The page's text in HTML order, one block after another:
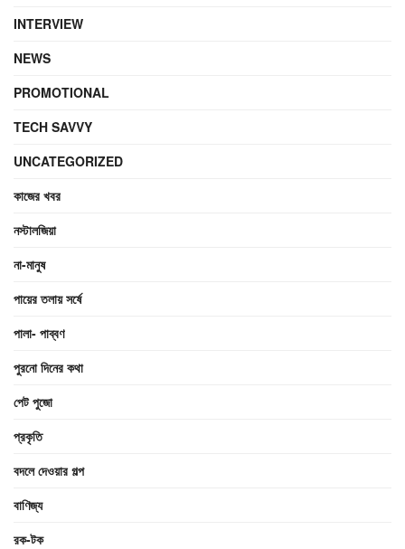
INTERVIEW
NEWS
PROMOTIONAL
TECH SAVVY
UNCATEGORIZED
কাজের খবর
নস্টালজিয়া
না-মানুষ
পায়ের তলায় সর্ষে
পালা- পাব্বণ
পুরনো দিনের কথা
পেট পুজো
প্রকৃতি
বদলে দেওয়ার গল্প
বাণিজ্য
রক-টক